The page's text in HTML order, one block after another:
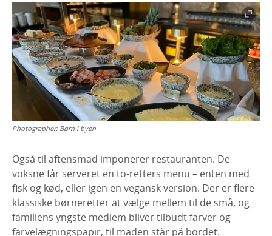
Photographer: Børn i byen
Også til aftensmad imponerer restauranten. De
voksne får serveret en to-retters menu – enten med
fisk og kød, eller igen en vegansk version. Der er flere
klassiske børneretter at vælge mellem til de små, og
familiens yngste medlem bliver tilbudt farver og
farvelægningspapir, til maden står på bordet.